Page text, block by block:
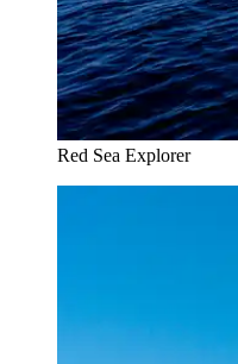
Red Sea Explorer